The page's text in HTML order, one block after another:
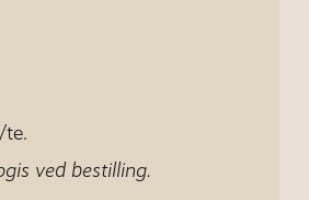
te.
ved bestilling.